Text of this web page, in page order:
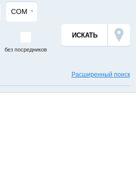
СОМ
без посредников
Расширенный поиск